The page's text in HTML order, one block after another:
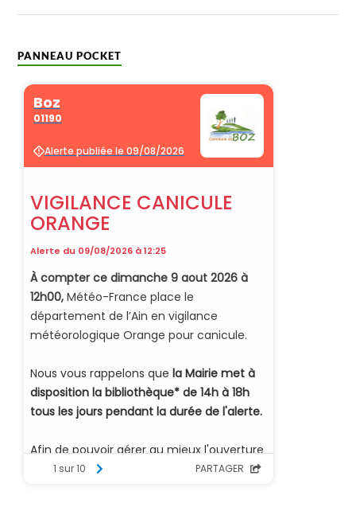
PANNEAU POCKET